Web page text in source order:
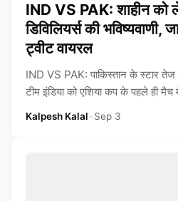
IND VS PAK: शाहीन को
डिविलियर्स की भविष्यवाणी,
ट्वीट वायरल
IND VS PAK: पाकिस्तान के स्टार तेज
टीम इंडिया को एशिया कप के पहले ही
Kalpesh Kalal•Sep 3